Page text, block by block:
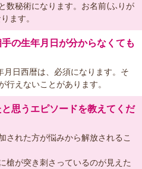
数秘術になります。お名前(ふりが
ます。
の生年月日が分からなくても
日西暦は、必須になります。そ
えないことがあります。
思うエピソードを教えてくだ
された方が悩みから解放されるこ
槍が突き刺さっているのが見えた